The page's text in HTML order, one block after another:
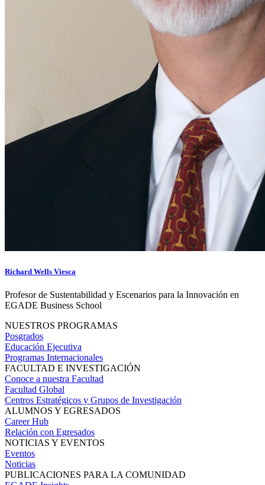
Richard Wells Viesca
Profesor de Sustentabilidad y Escenarios para la Innovación en
EGADE Business School
NUESTROS PROGRAMAS
Posgrados
Educación Ejecutiva
Programas Internacionales
FACULTAD E INVESTIGACIÓN
Conoce a nuestra Facultad
Facultad Global
Centros Estratégicos y Grupos de Investigación
ALUMNOS Y EGRESADOS
Career Hub
Relación con Egresados
NOTICIAS Y EVENTOS
Eventos
Noticias
PUBLICACIONES PARA LA COMUNIDAD